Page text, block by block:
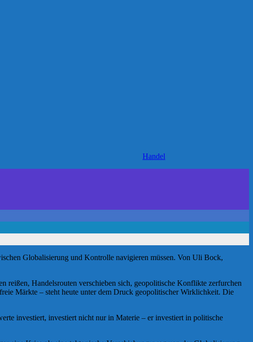
Handel
Globalisierung und Kontrolle navigieren müssen. Von Uli Bock,
reißen, Handelsrouten verschieben sich, geopolitische Konflikte zerfurchen
Märkte – steht heute unter dem Druck geopolitischer Wirklichkeit. Die
investiert, investiert nicht nur in Materie – er investiert in politische